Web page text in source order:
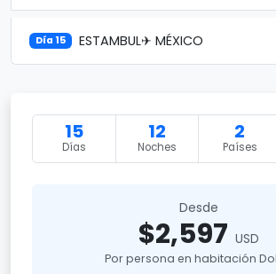
Día 15 ESTAMBUL✈ MÉXICO
15
Días
12
Noches
2
Países
Desde
$2,597 USD
Por persona en habitación